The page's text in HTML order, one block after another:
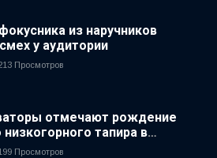
из наручников
у аудитории
Просмотров
отмечают рождение
низкогорного тапира в
Великобритании за 14 лет
Просмотров